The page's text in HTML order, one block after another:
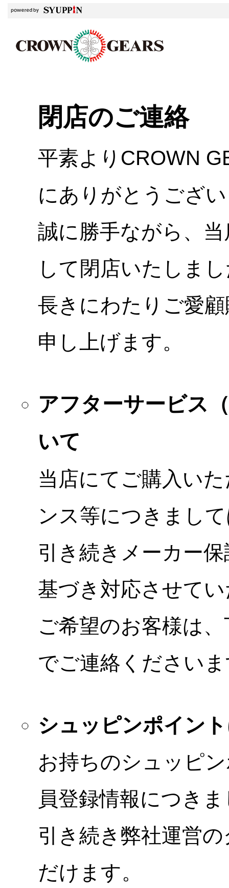
閉店のご連絡
平素よりCROWN
にありがとうござ
誠に勝手ながら、
して閉店いたしま
長きにわたりご愛
申し上げます。
アフターサービス
いて
当店にてご購入い
ンス等につきまし
引き続きメーカー
基づき対応させて
ご希望のお客様は
でご連絡ください
シュッピンポイン
お持ちのシュッピ
員登録情報につき
引き続き弊社運営
だけます。